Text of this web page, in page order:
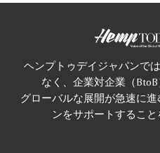
ヘンプトゥデイジャパンで
なく、企業対企業（
グローバルな展開が急速に
ンをサポートすること